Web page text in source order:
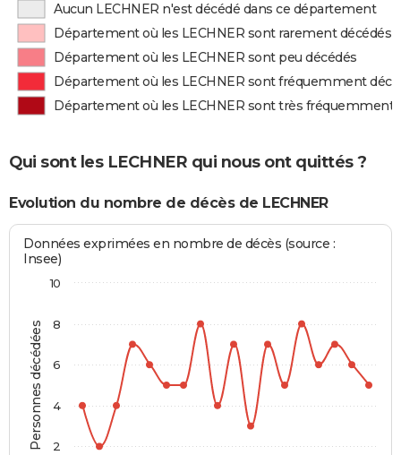
Aucun LECHNER n'est décédé dans ce département
Département où les LECHNER sont rarement décédés
Département où les LECHNER sont peu décédés
Département où les LECHNER sont fréquemment
Département où les LECHNER sont très fréquemment
Qui sont les LECHNER qui nous ont quittés ?
Evolution du nombre de décès de LECHNER
Personnes décédées
Données exprimées en nombre de décès (source :
Insee)
2
4
6
8
10